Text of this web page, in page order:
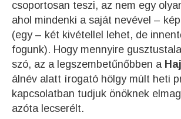
csoportosan teszi, az nem egy
ahol mindenki a saját nevével –
(egy – két kivétellel lehet, de
fogunk). Hogy mennyire
szó, az a legszembetűnőbben a
álnév alatt írogató hölgy múlt heti
kapcsolatban tudjuk önöknek
azóta lecserélt.